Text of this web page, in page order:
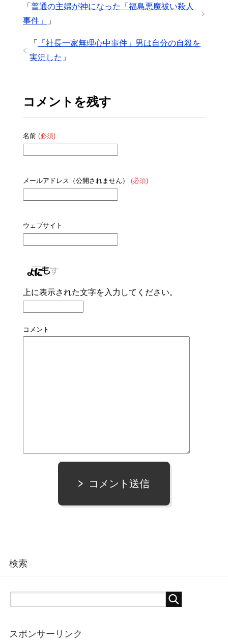
「 普通の主婦が神になった「福島悪魔祓い殺人
事件」
」
「
「社長一家無理心中事件」男は自分の自殺を
実況した 」
コメントを残す
名前 (必須)
メールアドレス（公開されません） (必須)
ウェブサイト
上に表示された文字を入力してください。
コメント
コメント送信
検索
スポンサーリンク